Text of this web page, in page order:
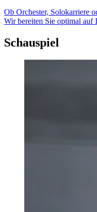
Ob Orchester, Solokarriere
Wir bereiten Sie optimal auf
Schauspiel